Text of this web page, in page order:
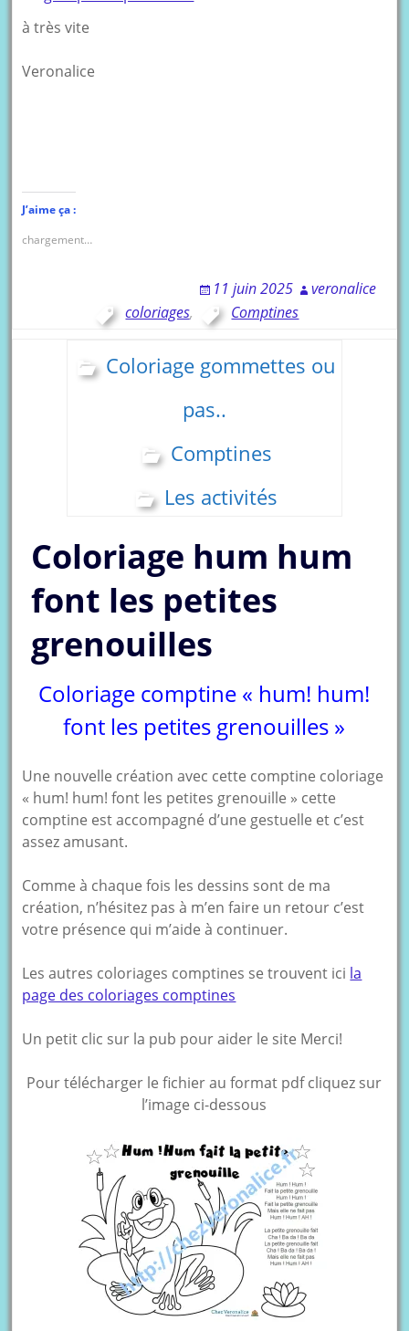
à très vite
Veronalice
J’aime ça :
chargement…
11 juin 2025
veronalice
coloriages, Comptines
Coloriage gommettes ou
pas..
Comptines
Les activités
Coloriage hum hum
font les petites
grenouilles
Coloriage comptine « hum! hum!
font les petites grenouilles »
Une nouvelle création avec cette comptine coloriage
« hum! hum! font les petites grenouille » cette
comptine est accompagné d’une gestuelle et c’est
assez amusant.
Comme à chaque fois les dessins sont de ma
création, n’hésitez pas à m’en faire un retour c’est
votre présence qui m’aide à continuer.
Les autres coloriages comptines se trouvent ici la
page des coloriages comptines
Un petit clic sur la pub pour aider le site Merci!
Pour télécharger le fichier au format pdf cliquez sur
l’image ci-dessous